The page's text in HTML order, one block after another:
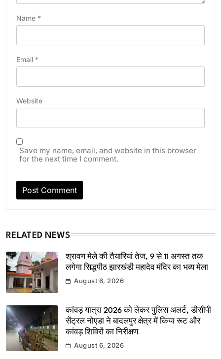
Name *
Email *
Website
Save my name, email, and website in this browser
for the next time I comment.
RELATED NEWS
श्रावण मेले की तैयारियां तेज, 9 से 11 अगस्त तक
लगेगा सिद्धपीठ झारखंडी महादेव मंदिर का भव्य मेला
August 6, 2026
कांवड़ यात्रा 2026 को लेकर पुलिस अलर्ट, डीसीपी
सेंट्रल नोएडा ने बादलपुर क्षेत्र में किया रूट और
कांवड़ शिविरों का निरीक्षण
August 6, 2026